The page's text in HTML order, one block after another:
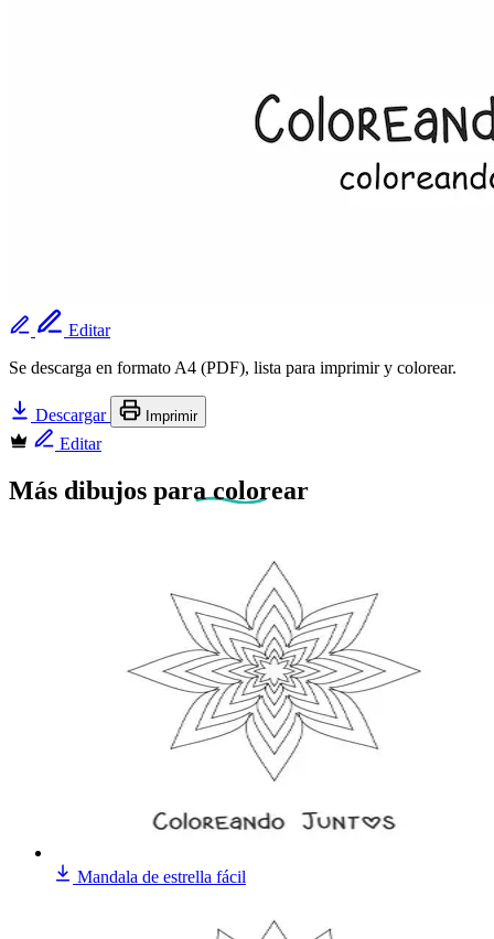
Editar
Se descarga en formato A4 (PDF), lista para imprimir y colorear.
Descargar Imprimir
Editar
Más dibujos para colorear
Mandala de estrella fácil